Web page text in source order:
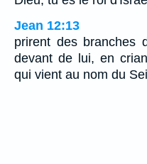
Jean 12:13
prirent des branches
devant de lui, en
qui vient au nom du